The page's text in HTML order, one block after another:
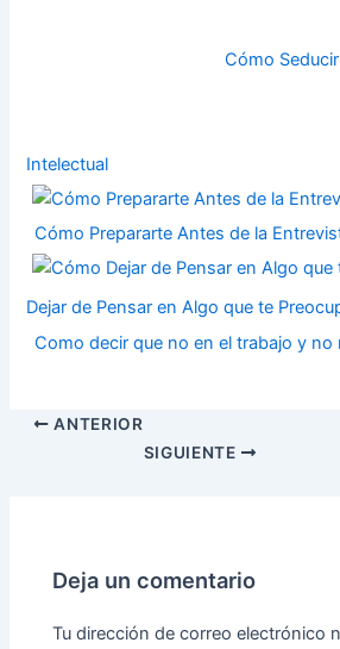
Cómo
Intelectual
Cómo Prepararte Antes de la
Dejar de Pensar en Algo que te
Como decir que no en el trabajo y no
ANTERIOR
SIGUIENTE
Deja un comentario
Tu dirección de correo electrónico